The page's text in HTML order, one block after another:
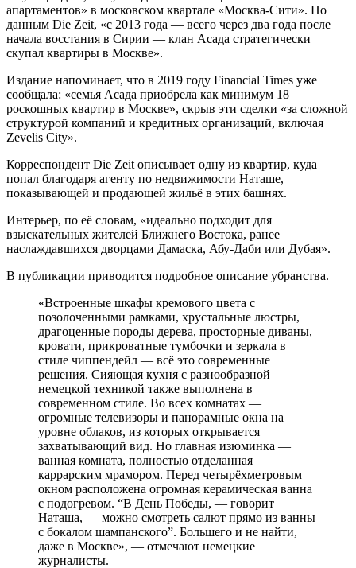
апартаментов» в московском квартале «Москва-Сити». По
данным Die Zeit, «с 2013 года — всего через два года после
начала восстания в Сирии — клан Асада стратегически
скупал квартиры в Москве».
Издание напоминает, что в 2019 году Financial Times уже
сообщала: «семья Асада приобрела как минимум 18
роскошных квартир в Москве», скрыв эти сделки «за сложной
структурой компаний и кредитных организаций, включая
Zevelis City».
Корреспондент Die Zeit описывает одну из квартир, куда
попал благодаря агенту по недвижимости Наташе,
показывающей и продающей жильё в этих башнях.
Интерьер, по её словам, «идеально подходит для
взыскательных жителей Ближнего Востока, ранее
наслаждавшихся дворцами Дамаска, Абу-Даби или Дубая».
В публикации приводится подробное описание убранства.
«Встроенные шкафы кремового цвета с
позолоченными рамками, хрустальные люстры,
драгоценные породы дерева, просторные диваны,
кровати, прикроватные тумбочки и зеркала в
стиле чиппендейл — всё это современные
решения. Сияющая кухня с разнообразной
немецкой техникой также выполнена в
современном стиле. Во всех комнатах —
огромные телевизоры и панорамные окна на
уровне облаков, из которых открывается
захватывающий вид. Но главная изюминка —
ванная комната, полностью отделанная
каррарским мрамором. Перед четырёхметровым
окном расположена огромная керамическая ванна
с подогревом. “В День Победы, — говорит
Наташа, — можно смотреть салют прямо из ванны
с бокалом шампанского”. Большего и не найти,
даже в Москве», — отмечают немецкие
журналисты.